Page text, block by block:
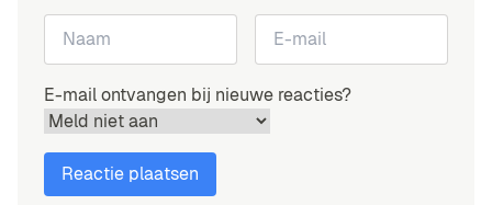
E-mail ontvangen bij nieuwe reacties?